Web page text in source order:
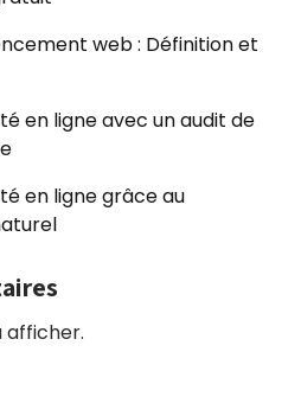
web : Définition et
en ligne avec un audit de
en ligne grâce au
afficher.